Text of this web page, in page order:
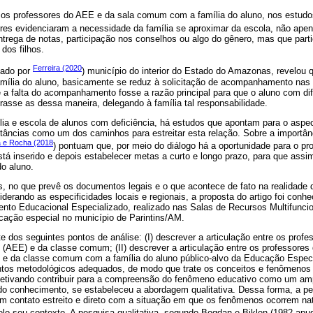
professores do AEE e da sala comum com a família do aluno, nos
evidenciaram a necessidade da família se aproximar da escola, não
de notas, participação nos conselhos ou algo do gênero, mas que
filhos.
por Ferreira (2020) município do interior do Estado do Amazonas, revelou
do aluno, basicamente se reduz à solicitação de acompanhamento
falta do acompanhamento fosse a razão principal para que o aluno com
as dessa maneira, delegando à família tal responsabilidade.
e escola de alunos com deficiência, há estudos que apontam para o
como um dos caminhos para estreitar esta relação. Sobre a
e Rocha (2018) pontuam que, por meio do diálogo há a oportunidade para o
inserido e depois estabelecer metas a curto e longo prazo, para que
aluno.
no que prevê os documentos legais e o que acontece de fato na realidade
as especificidades locais e regionais, a proposta do artigo foi
Educacional Especializado, realizado nas Salas de Recursos
especial no município de Parintins/AM.
dos seguintes pontos de análise: (I) descrever a articulação entre os
e da classe comum; (II) descrever a articulação entre os professores
da classe comum com a família do aluno público-alvo da Educação
metodológicos adequados, de modo que trate os conceitos e
contribuir para a compreensão do fenômeno educativo como um
conhecimento, se estabeleceu a abordagem qualitativa. Dessa forma, a
contato estreito e direto com a situação em que os fenômenos ocorrem